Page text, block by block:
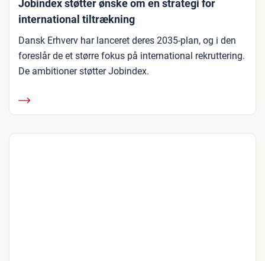
Jobindex støtter ønske om en strategi for
international tiltrækning
Dansk Erhverv har lanceret deres 2035-plan, og i den
foreslår de et større fokus på international rekruttering.
De ambitioner støtter Jobindex.